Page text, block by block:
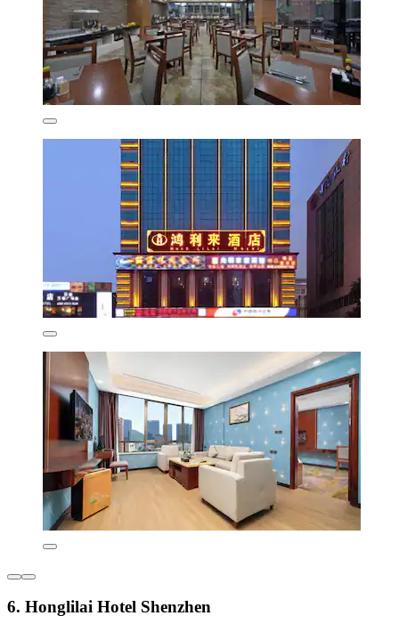
6. Honglilai Hotel Shenzhen